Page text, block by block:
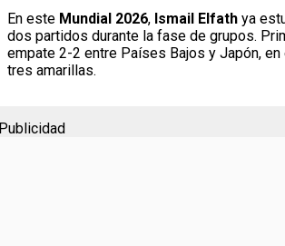
En este Mundial 2026, Ismail Elfath ya
dos partidos durante la fase de grupos.
empate 2-2 entre Países Bajos y Japón,
tres amarillas.